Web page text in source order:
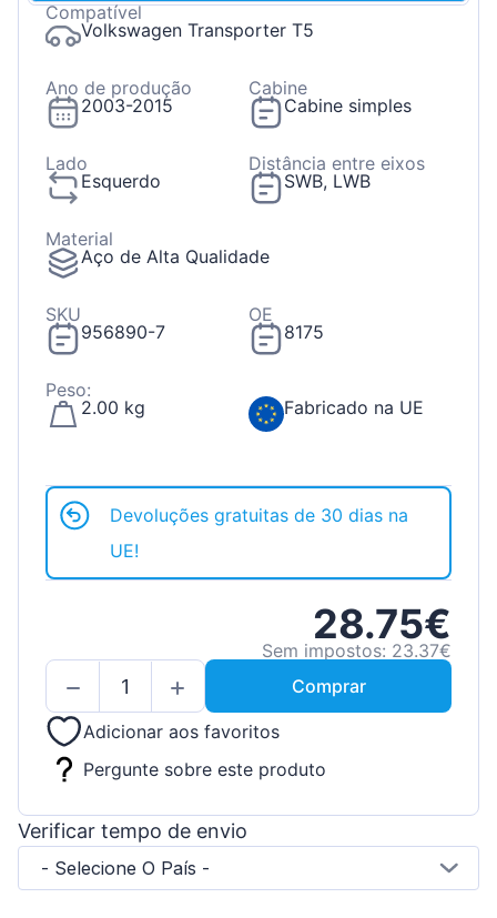
Compatível
Volkswagen Transporter T5
Ano de produção
2003-2015
Cabine
Cabine simples
Lado
Esquerdo
Distância entre eixos
SWB, LWB
Material
Aço de Alta Qualidade
SKU
956890-7
OE
8175
Peso:
2.00 kg
Fabricado na UE
Devoluções gratuitas de 30 dias na
UE!
28.75€
Sem impostos: 23.37€
Comprar
Adicionar aos favoritos
Pergunte sobre este produto
Verificar tempo de envio
- Selecione O País -